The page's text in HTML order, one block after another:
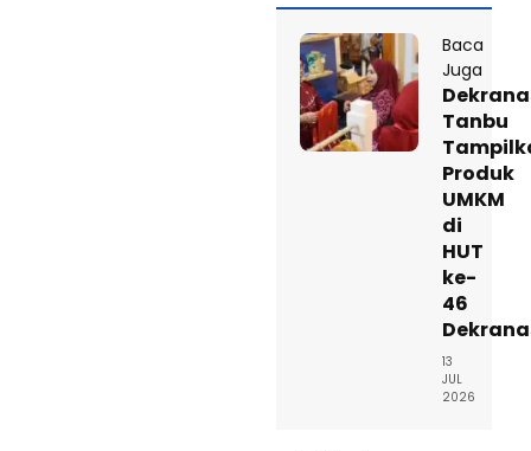
Baca
Juga
Tanbu
Produk
UMKM
di
HUT
ke-
46
13
JUL
2026